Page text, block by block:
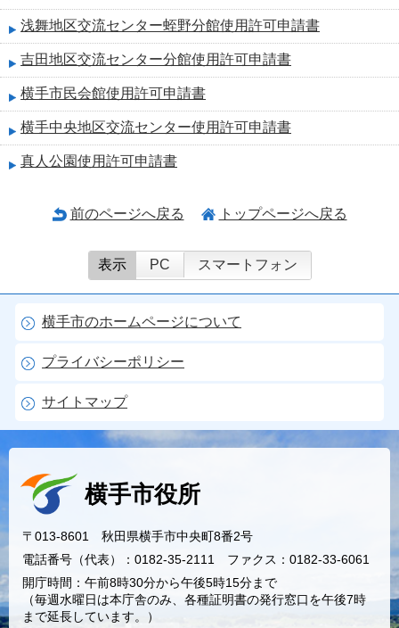
浅舞地区交流センター蛭野分館使用許可申請書
吉田地区交流センター分館使用許可申請書
横手市民会館使用許可申請書
横手中央地区交流センター使用許可申請書
真人公園使用許可申請書
前のページへ戻る トップページへ戻る
表示 PC スマートフォン
横手市のホームページについて
プライバシーポリシー
サイトマップ
横手市役所
〒013-8601 秋田県横手市中央町8番2号
電話番号（代表）：0182-35-2111 ファクス：0182-33-6061
開庁時間：午前8時30分から午後5時15分まで
（毎週水曜日は本庁舎のみ、各種証明書の発行窓口を午後7時
まで延長しています。）